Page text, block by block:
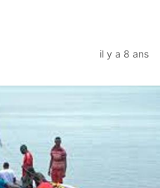
il y a 8 ans